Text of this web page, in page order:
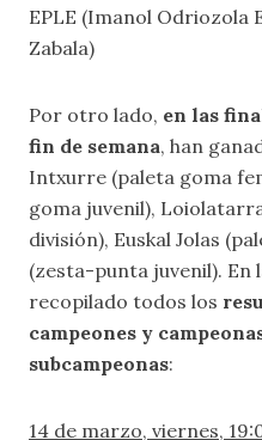
EPLE (Imanol
Zabala)
Por otro lado, en las
fin de semana, han
Intxurre (paleta goma
goma juvenil),
división), Euskal Jolas
(zesta-punta juvenil). En
recopilado todos los
campeones y
subcampeonas:
14 de marzo, viernes,